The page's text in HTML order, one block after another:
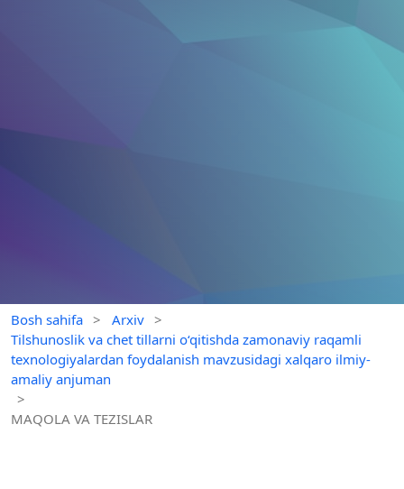
Bosh sahifa > Arxiv >
Tilshunoslik va chet tillarni o‘qitishda zamonaviy raqamli
texnologiyalardan foydalanish mavzusidagi xalqaro ilmiy-
amaliy anjuman
>
MAQOLA VA TEZISLAR